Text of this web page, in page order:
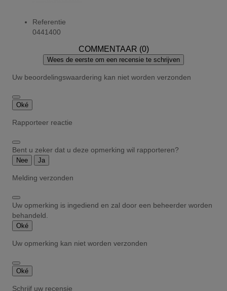
Referentie
0441400
COMMENTAAR (0)
Wees de eerste om een recensie te schrijven
Uw beoordelingswaardering kan niet worden verzonden
Oké
Rapporteer reactie
Bent u zeker dat u deze opmerking wil rapporteren?
Nee Ja
Melding verzonden
Uw opmerking is ingediend en zal door een beheerder worden
behandeld.
Oké
Uw opmerking kan niet worden verzonden
Oké
Schrijf uw recensie